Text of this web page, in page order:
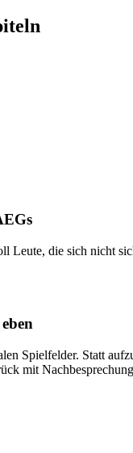
Leute, die sich nicht
Spielfelder. Statt
mit